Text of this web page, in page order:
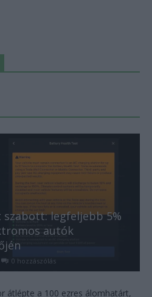
legfeljebb 5%
autók
0 hozzászólás
átlépte a 100 ezres álomhatárt,